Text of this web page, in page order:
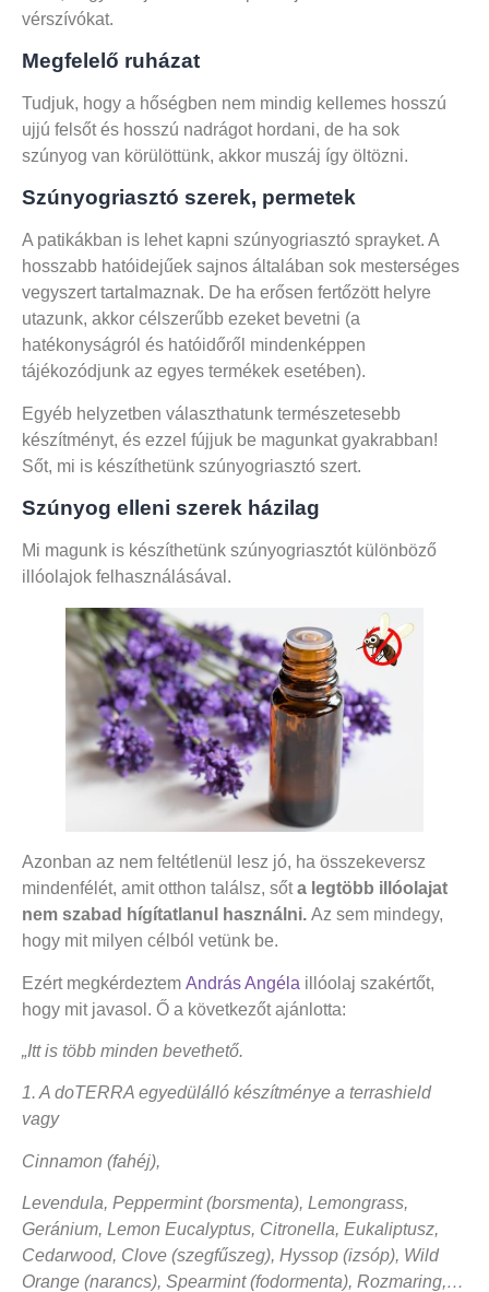
vérszívókat.
Megfelelő ruházat
Tudjuk, hogy a hőségben nem mindig kellemes hosszú
ujjú felsőt és hosszú nadrágot hordani, de ha sok
szúnyog van körülöttünk, akkor muszáj így öltözni.
Szúnyogriasztó szerek, permetek
A patikákban is lehet kapni szúnyogriasztó sprayket. A
hosszabb hatóidejűek sajnos általában sok mesterséges
vegyszert tartalmaznak. De ha erősen fertőzött helyre
utazunk, akkor célszerűbb ezeket bevetni (a
hatékonyságról és hatóidőről mindenképpen
tájékozódjunk az egyes termékek esetében).
Egyéb helyzetben választhatunk természetesebb
készítményt, és ezzel fújjuk be magunkat gyakrabban!
Sőt, mi is készíthetünk szúnyogriasztó szert.
Szúnyog elleni szerek házilag
Mi magunk is készíthetünk szúnyogriasztót különböző
illóolajok felhasználásával.
Azonban az nem feltétlenül lesz jó, ha összekeversz
mindenfélét, amit otthon találsz, sőta legtöbb illóolajat
nem szabad hígítatlanul használni. Az sem mindegy,
hogy mit milyen célból vetünk be.
Ezért megkérdeztem András Angéla illóolaj szakértőt,
hogy mit javasol. Ő a következőt ajánlotta:
„Itt is több minden bevethető.
1. A doTERRA egyedülálló készítménye a terrashield
vagy
Cinnamon (fahéj),
Levendula, Peppermint (borsmenta), Lemongrass,
Geránium, Lemon Eucalyptus, Citronella, Eukaliptusz,
Cedarwood, Clove (szegfűszeg), Hyssop (izsóp), Wild
Orange (narancs), Spearmint (fodormenta), Rozmaring,…